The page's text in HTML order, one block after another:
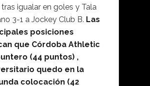
tras igualar en goles y Tala
3-1 a Jockey Club B. Las
posiciones
que Córdoba Athletic
(44 puntos) ,
quedo en la
colocación (42